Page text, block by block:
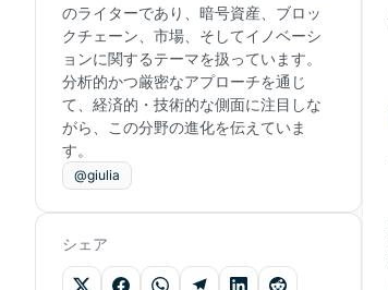
のライターであり、暗号資産、ブロッ
クチェーン、市場、そしてイノベーシ
ョンに関するテーマを扱っています。
分析的かつ厳密なアプローチを通じ
て、経済的・技術的な側面に注目しな
がら、この分野の進化を伝えていま
す。
@giulia
シェア